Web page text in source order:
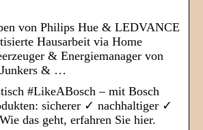
von Philips Hue & LEDVANCE
Hausarbeit via Home
& Energiemanager von
& …
#LikeABosch – mit Bosch
sicherer ✓ nachhaltiger ✓
das geht, erfahren Sie hier.